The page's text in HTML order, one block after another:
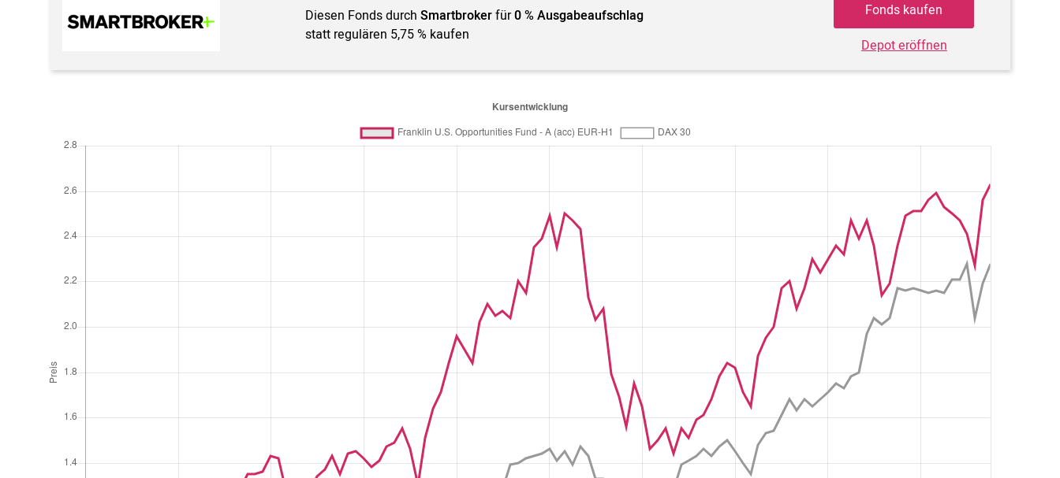
Diesen Fonds durchSmartbrokerfür0 % Ausgabeaufschlag
statt regulären 5,75 % kaufen
Fonds kaufen
Depot eröffnen